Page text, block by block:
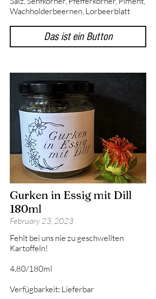
Wachholderbeernen, Lorbeerblatt
Das ist ein Button
Gurken in Essig mit Dill
180ml
February 23, 2023
Fehlt bei uns nie zu geschwellten
Kartoffeln!
4.80/180ml
Verfügbarkeit: Lieferbar